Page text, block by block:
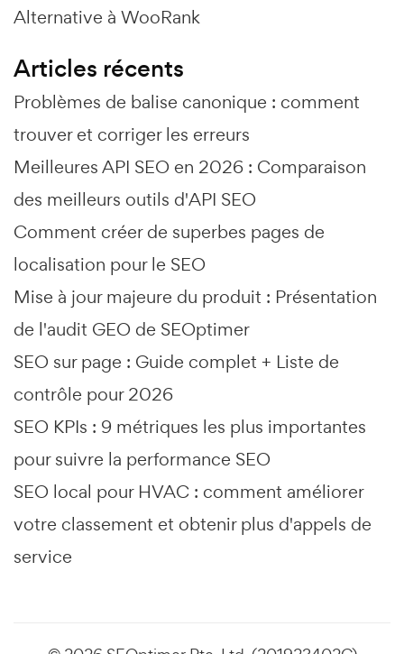
Alternative à WooRank
Articles récents
Problèmes de balise canonique : comment
trouver et corriger les erreurs
Meilleures API SEO en 2026 : Comparaison
des meilleurs outils d'API SEO
Comment créer de superbes pages de
localisation pour le SEO
Mise à jour majeure du produit : Présentation
de l'audit GEO de SEOptimer
SEO sur page : Guide complet + Liste de
contrôle pour 2026
SEO KPIs : 9 métriques les plus importantes
pour suivre la performance SEO
SEO local pour HVAC : comment améliorer
votre classement et obtenir plus d'appels de
service